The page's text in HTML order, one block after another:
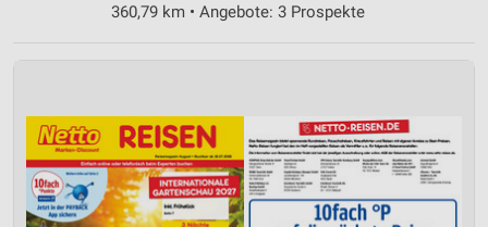
360,79 km • Angebote: 3 Prospekte